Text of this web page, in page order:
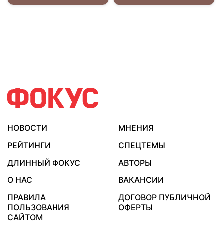
НОВОСТИ
МНЕНИЯ
РЕЙТИНГИ
СПЕЦТЕМЫ
ДЛИННЫЙ ФОКУС
АВТОРЫ
О НАС
ВАКАНСИИ
ПРАВИЛА
ПОЛЬЗОВАНИЯ
САЙТОМ
ДОГОВОР ПУБЛИЧНОЙ
ОФЕРТЫ